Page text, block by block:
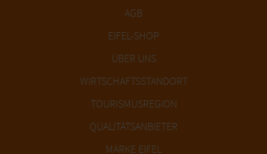
AGB
EIFEL-SHOP
ÜBER UNS
WIRTSCHAFTSSTANDORT
TOURISMUSREGION
QUALITÄTSANBIETER
MARKE EIFEL